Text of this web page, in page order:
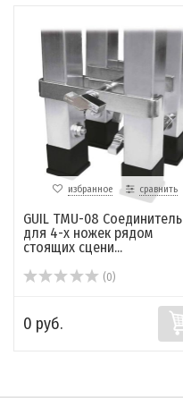
избранное сравнить
GUIL TMU-08 Соединитель
для 4-х ножек рядом
стоящих сцени...
(0)
0 руб.